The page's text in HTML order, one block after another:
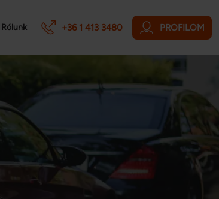
Rólunk +36 1 413 3480 PROFILOM